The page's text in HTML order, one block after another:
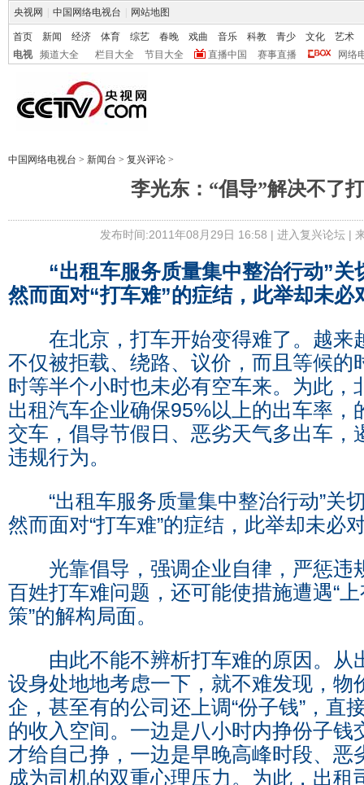
央视网 中国网络电视台 网站地图
首页 新闻 经济 体育 综艺 春晚 戏曲 音乐 科教 青少 文化
艺术
电视
频道大全 栏目大全 节目大全 直播中国 赛事直播 网络
中国网络电视台 > 新闻台 > 复兴评论 >
李光东：“倡导”解决不了
发布时间:2011年08月29日 16:58 | 进入复兴论坛|
“出租车服务质量集中整治行动”关
然而面对“打车难”的症结，此举却未必
在北京，打车开始变得难了。越来
不仅被拒载、绕路、议价，而且等候的
时等半个小时也未必有空车来。为此，
出租汽车企业确保95%以上的出车率，
交车，倡导节假日、恶劣天气多出车，
违规行为。
“出租车服务质量集中整治行动”关
然而面对“打车难”的症结，此举却未必
光靠倡导，强调企业自律，严惩违
百姓打车难问题，还可能使措施遭遇“
策”的解构局面。
由此不能不辨析打车难的原因。从
设身处地地考虑一下，就不难发现，物
企，甚至有的公司还上调“份子钱”，直
的收入空间。一边是八小时内挣份子钱
才给自己挣，一边是早晚高峰时段、恶
成为司机的双重心理压力。为此，出租